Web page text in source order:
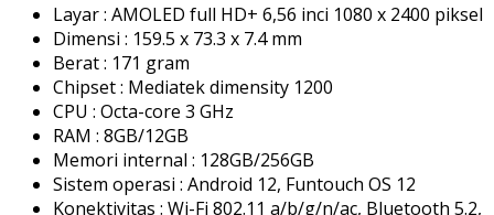
Layar : AMOLED full HD+ 6,56 inci 1080 x 2400 piksel
Dimensi : 159.5 x 73.3 x 7.4 mm
Berat : 171 gram
Chipset : Mediatek dimensity 1200
CPU : Octa-core 3 GHz
RAM : 8GB/12GB
Memori internal : 128GB/256GB
Sistem operasi : Android 12, Funtouch OS 12
Konektivitas : Wi-Fi 802.11 a/b/g/n/ac, Bluetooth 5.2,